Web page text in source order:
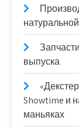
выпуска
Showtime и
маньяках